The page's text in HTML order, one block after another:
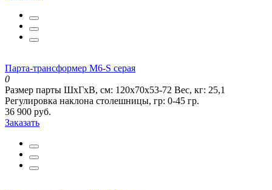
Парта-трансформер М6-S серая
0
Размер парты ШхГхВ, см: 120х70х53-72 Вес, кг: 25,1
Регулировка наклона столешницы, гр: 0-45 гр.
36 900 руб.
Заказать